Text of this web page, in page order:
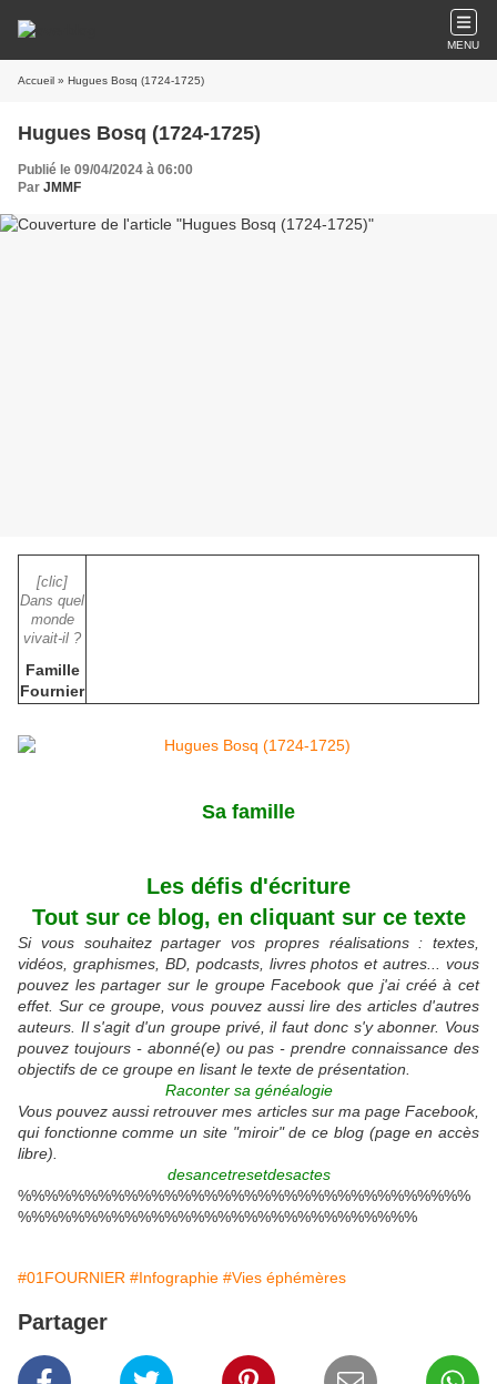
MENU
Accueil » Hugues Bosq (1724-1725)
Hugues Bosq (1724-1725)
Publié le 09/04/2024 à 06:00
Par JMMF
[clic]
Dans quel
monde
vivait-il ?
Famille
Fournier
Sa famille
Les défis d'écriture
Tout sur ce blog, en cliquant sur ce texte
Si vous souhaitez partager vos propres réalisations : textes,
vidéos, graphismes, BD, podcasts, livres photos et autres... vous
pouvez les partager sur le groupe Facebook que j'ai créé à cet
effet. Sur ce groupe, vous pouvez aussi lire des articles d'autres
auteurs. Il s'agit d'un groupe privé, il faut donc s'y abonner. Vous
pouvez toujours - abonné(e) ou pas - prendre connaissance des
objectifs de ce groupe en lisant le texte de présentation.
Raconter sa généalogie
Vous pouvez aussi retrouver mes articles sur ma page Facebook,
qui fonctionne comme un site "miroir" de ce blog (page en accès
libre).
desancetresetdesactes
%%%%%%%%%%%%%%%%%%%%%%%%%%%%%%%%%%
%%%%%%%%%%%%%%%%%%%%%%%%%%%%%%
#01FOURNIER #Infographie #Vies éphémères
Partager